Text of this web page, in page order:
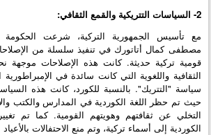
2- السياسات التتريكية والقمع الثقافي:
مع تأسيس الجمهورية التركية، شرعت الحكومة
مصطفى كمال أتاتورك في تنفيذ سلسلة من
قومية تركية حديثة. كانت هذه الإصلاحات موجهة
الثقافية واللغوية التي كانت سائدة في الإمبراطورية
سياسة "التتريك". بالنسبة للكورد، كانت هذه
حيث تم حظر اللغة الكوردية في المدارس والكتب
التخلي عن ثقافتهم وهويتهم القومية. كما تم
الكوردية إلى أسماء تركية، وتم منع الاحتفالات بالأعياد